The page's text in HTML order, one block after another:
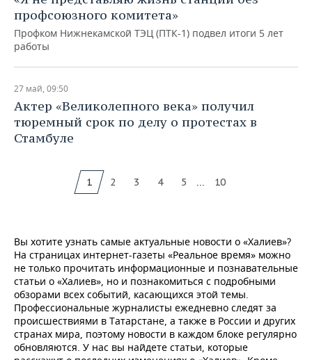
профсоюзного комитета»
Профком Нижнекамской ТЭЦ (ПТК-1) подвел итоги 5 лет
работы
27 май, 09:50
Актер «Великолепного века» получил
тюремный срок по делу о протестах в
Стамбуле
1 2 3 4 5 ... 10
Вы хотите узнать самые актуальные новости о «Халиев»?
На страницах интернет-газеты «Реальное время» можно
не только прочитать информационные и познавательные
статьи о «Халиев», но и познакомиться с подробными
обзорами всех событий, касающихся этой темы.
Профессиональные журналисты ежедневно следят за
происшествиями в Татарстане, а также в России и других
странах мира, поэтому новости в каждом блоке регулярно
обновляются. У нас вы найдете статьи, которые